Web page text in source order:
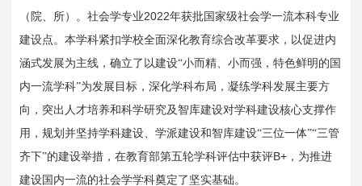
（院、所）。社会学专业2022年获批国家级社会学一流本科专业
建设点。本学科紧扣学校全面深化教育综合改革要求，以促进内
涵式发展为主线，确立了以建设“小而精、小而强，特色鲜明的国
内一流学科”为发展目标，深化学科布局，凝练学科发展主要方
向，突出人才培养和科学研究及智库建设对学科建设核心支撑作
用，规划并坚持学科建设、学派建设和智库建设“三位一体”“三管
齐下”的建设举措，在教育部第五轮学科评估中获评B+ ，为推进
建设国内一流的社会学学科奠定了坚实基础。